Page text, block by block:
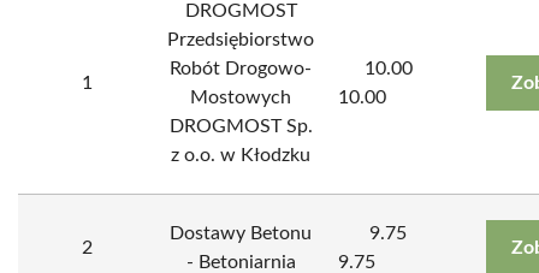
1
DROGMOST
Przedsiębiorstwo
Robót Drogowo-
Mostowych
DROGMOST Sp.
z o.o. w Kłodzku
10.00
10.00
2
Dostawy Betonu
- Betoniarnia
9.75
9.75